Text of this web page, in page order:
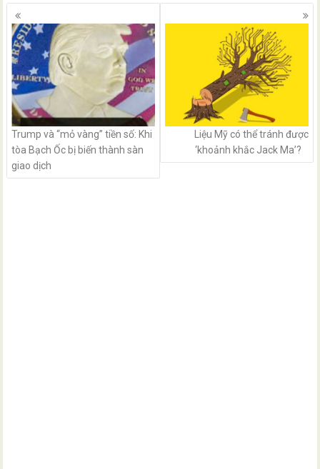
Posts
navigation
Trump và “mỏ vàng” tiền số: Khi
tòa Bạch Ốc bị biến thành sàn
giao dịch
Liệu Mỹ có thể tránh được
‘khoảnh khắc Jack Ma’?